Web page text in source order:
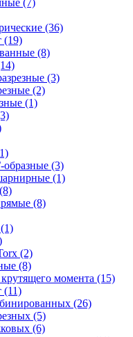
(36)
(19)
(8)
(3)
(2)
(1)
(3)
(1)
(8)
(2)
(8)
момента (15)
(11)
(26)
(5)
(6)